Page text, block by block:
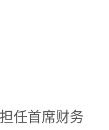
担任首席财务